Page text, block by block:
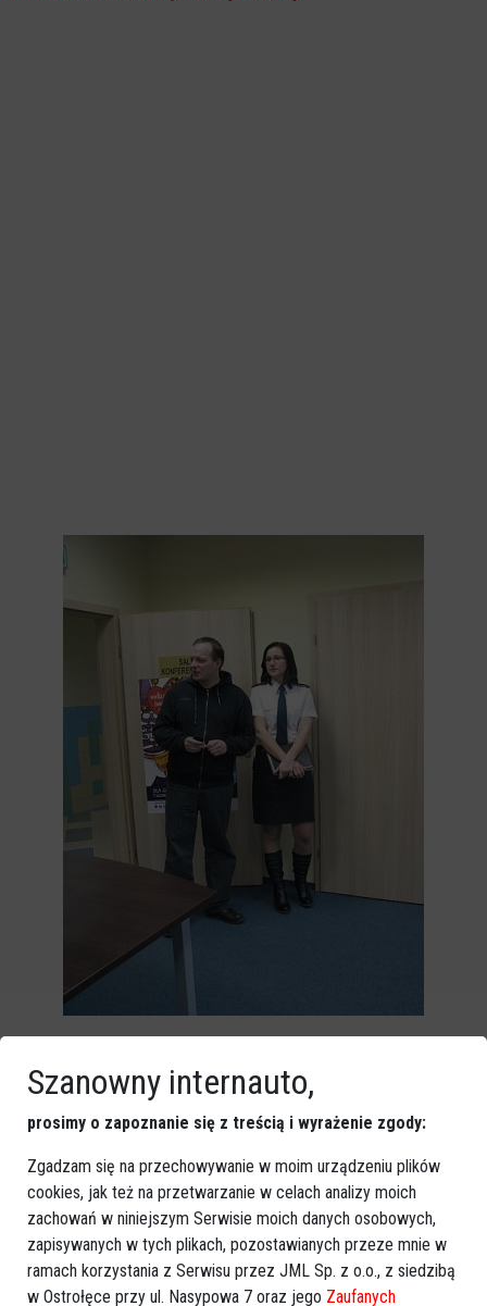
Szanowny internauto,
prosimy o zapoznanie się z treścią i wyrażenie zgody:
Zgadzam się na przechowywanie w moim urządzeniu plików
cookies, jak też na przetwarzanie w celach analizy moich
zachowań w niniejszym Serwisie moich danych osobowych,
zapisywanych w tych plikach, pozostawianych przeze mnie w
ramach korzystania z Serwisu przez JML Sp. z o.o., z siedzibą
w Ostrołęce przy ul. Nasypowa 7 oraz jego Zaufanych